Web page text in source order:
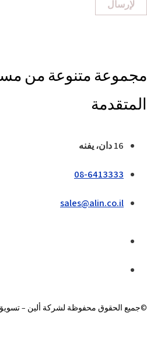
لإرسال
مجموعة متنوعة من
المتقدمة
16 دان، يفنه
08-6413333
sales@alin.co.il
©جميع الحقوق محفوظة لشركة ألين –